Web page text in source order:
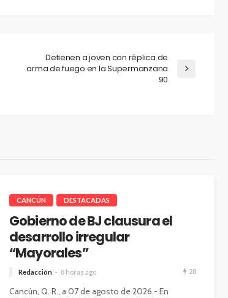
Detienen a joven con réplica de
arma de fuego en la Supermanzana
90
CANCÚN DESTACADAS
Gobierno de BJ clausura el
desarrollo irregular
“Mayorales”
Redacción 8 horas ago 28
Cancún, Q. R., a 07 de agosto de 2026.- En